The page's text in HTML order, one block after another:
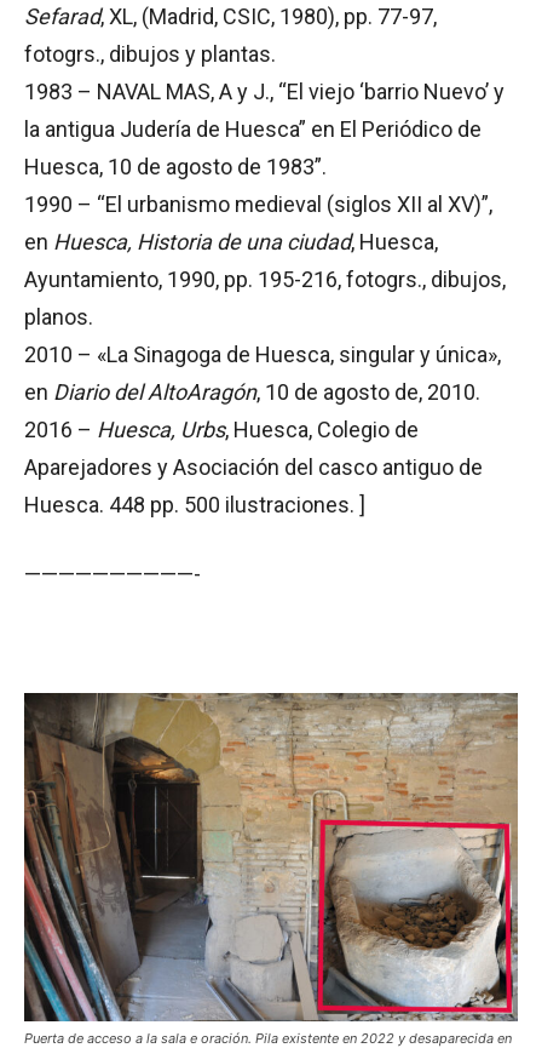
Sefarad, XL, (Madrid, CSIC, 1980), pp. 77-97,
fotogrs., dibujos y plantas.
1983 – NAVAL MAS, A y J., “El viejo ‘barrio Nuevo’ y
la antigua Judería de Huesca” en El Periódico de
Huesca, 10 de agosto de 1983”.
1990 – “El urbanismo medieval (siglos XII al XV)”,
en Huesca, Historia de una ciudad, Huesca,
Ayuntamiento, 1990, pp. 195-216, fotogrs., dibujos,
planos.
2010 – «La Sinagoga de Huesca, singular y única»,
en Diario del AltoAragón, 10 de agosto de, 2010.
2016 – Huesca, Urbs, Huesca, Colegio de
Aparejadores y Asociación del casco antiguo de
Huesca. 448 pp. 500 ilustraciones. ]
——————————-
Puerta de acceso a la sala e oración. Pila existente en 2022 y desaparecida en